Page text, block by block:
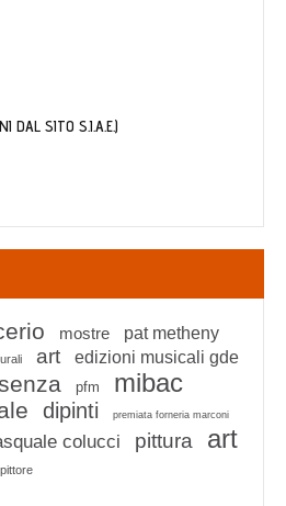
DAL SITO S.I.A.E.)
mostre pat metheny
art edizioni musicali gde
pfm mibac
dipinti premiata forneria marconi
colucci pittura
art